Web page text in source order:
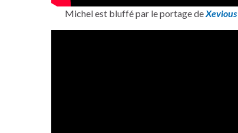
Michel est bluffé par le portage deXevious